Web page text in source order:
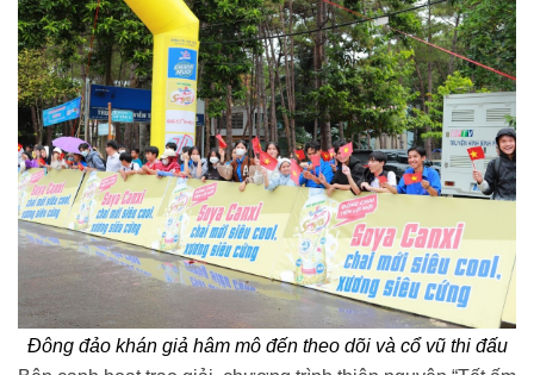
Đông đảo khán giả hâm mô đến theo dõi và cổ vũ thi đấu